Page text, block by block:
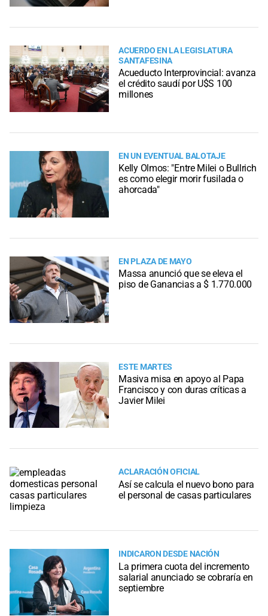
ACUERDO EN LA LEGISLATURA
SANTAFESINA
Acueducto Interprovincial: avanza
el crédito saudí por U$S 100
millones
EN UN EVENTUAL BALOTAJE
Kelly Olmos: "Entre Milei o Bullrich
es como elegir morir fusilada o
ahorcada"
EN PLAZA DE MAYO
Massa anunció que se eleva el
piso de Ganancias a $ 1.770.000
ESTE MARTES
Masiva misa en apoyo al Papa
Francisco y con duras críticas a
Javier Milei
ACLARACIÓN OFICIAL
Así se calcula el nuevo bono para
el personal de casas particulares
INDICARON DESDE NACIÓN
La primera cuota del incremento
salarial anunciado se cobraría en
septiembre